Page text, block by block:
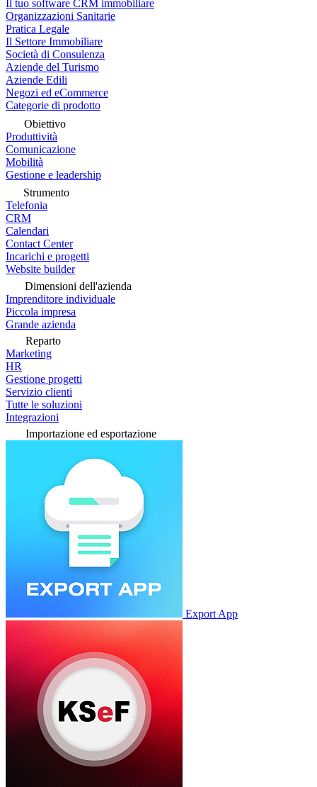
Il tuo software CRM immobiliare
Organizzazioni Sanitarie
Pratica Legale
Il Settore Immobiliare
Società di Consulenza
Aziende del Turismo
Aziende Edili
Negozi ed eCommerce
Categorie di prodotto
Obiettivo
Produttività
Comunicazione
Mobilità
Gestione e leadership
Strumento
Telefonia
CRM
Calendari
Contact Center
Incarichi e progetti
Website builder
Dimensioni dell'azienda
Imprenditore individuale
Piccola impresa
Grande azienda
Reparto
Marketing
HR
Gestione progetti
Servizio clienti
Tutte le soluzioni
Integrazioni
Importazione ed esportazione
Export App